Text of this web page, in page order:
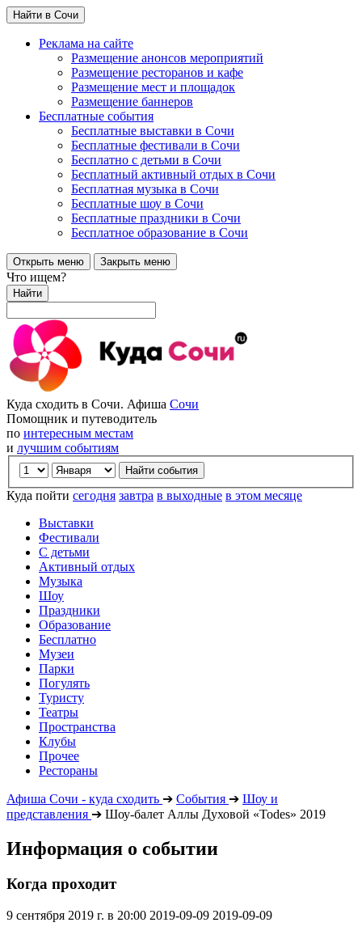
Найти в Сочи
Реклама на сайте
Размещение анонсов мероприятий
Размещение ресторанов и кафе
Размещение мест и площадок
Размещение баннеров
Бесплатные события
Бесплатные выставки в Сочи
Бесплатные фестивали в Сочи
Бесплатно с детьми в Сочи
Бесплатный активный отдых в Сочи
Бесплатная музыка в Сочи
Бесплатные шоу в Сочи
Бесплатные праздники в Сочи
Бесплатное образование в Сочи
Открыть меню Закрыть меню
Что ищем?
Найти
Куда сходить в Сочи. Афиша Сочи
Помощник и путеводитель
по интересным местам
и лучшим событиям
Куда пойти сегодня завтра в выходные в этом месяце
Выставки
Фестивали
С детьми
Активный отдых
Музыка
Шоу
Праздники
Образование
Бесплатно
Музеи
Парки
Погулять
Туристу
Театры
Пространства
Клубы
Прочее
Рестораны
Афиша Сочи - куда сходить ➔ События ➔ Шоу и
представления ➔ Шоу-балет Аллы Духовой «Todes» 2019
Информация о событии
Когда проходит
9 сентября 2019 г. в 20:00 2019-09-09 2019-09-09